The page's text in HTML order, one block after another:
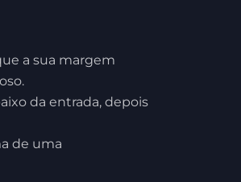
a sua margem
da entrada, depois
de uma